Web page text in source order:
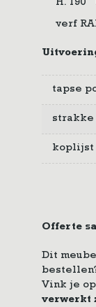
H. 190
verf
tapse
koplijst
Offerte
Dit
Vink je
verwerkt